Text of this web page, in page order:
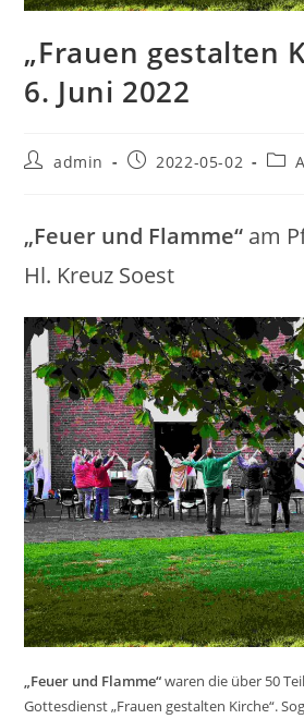
„Frauen gestalten
6. Juni 2022
Beitrags-
admin
Beitrag2022-05-02
„Feuer und Flamme“ am
Hl. Kreuz Soest
„Feuer und Flamme“waren die über 50
Gottesdienst „Frauen gestalten Kirche“.